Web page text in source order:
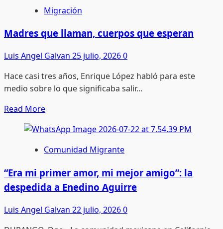
Finabien
mueve
Durango
de
los
que
recibe
remesas
Migración
Madres que llaman, cuerpos que esperan
Luis Angel Galvan 25 julio, 20260
Hace casi tres años, Enrique López habló para este
medio sobre lo que significaba salir...
Read MoreRead
about
Madres
llaman,
cuerpos
que
esperan
Comunidad Migrante
“Era mi primer amor, mi mejor amigo”: la
despedida a Enedino Aguirre
Luis Angel Galvan 22 julio, 20260